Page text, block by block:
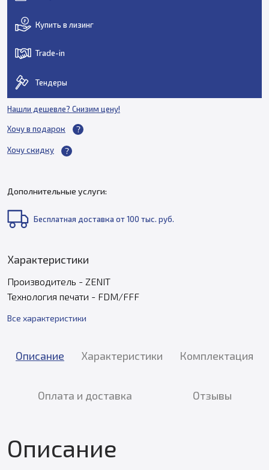
Купить в лизинг
Trade-in
Тендеры
Нашли дешевле? Снизим цену!
Хочу в подарок
Хочу скидку
Дополнительные услуги:
Бесплатная доставка от 100 тыс. руб.
Характеристики
Производитель - ZENIT
Технология печати - FDM/FFF
Все характеристики
Описание Характеристики Комплектация
Оплата и доставка Отзывы
Описание